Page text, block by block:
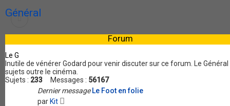
Général
Forum
Le G
Inutile de vénérer Godard pour venir discuter sur ce forum. Le
sujets outre le cinéma.
Sujets : 233 Messages : 56167
Dernier message Le Foot en folie
par Kit